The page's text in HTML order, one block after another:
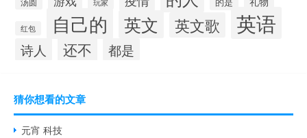
玩家
红包 自己的 英文 英文歌 英语
诗人 还不 都是
猜你想看的文章
元宵 科技